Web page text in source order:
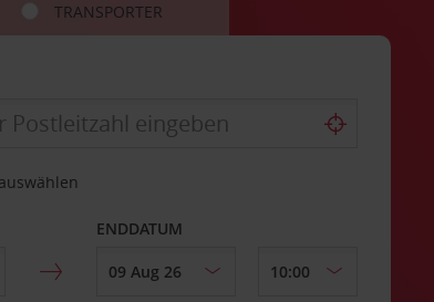
TRANSPORTER
ENDDATUM